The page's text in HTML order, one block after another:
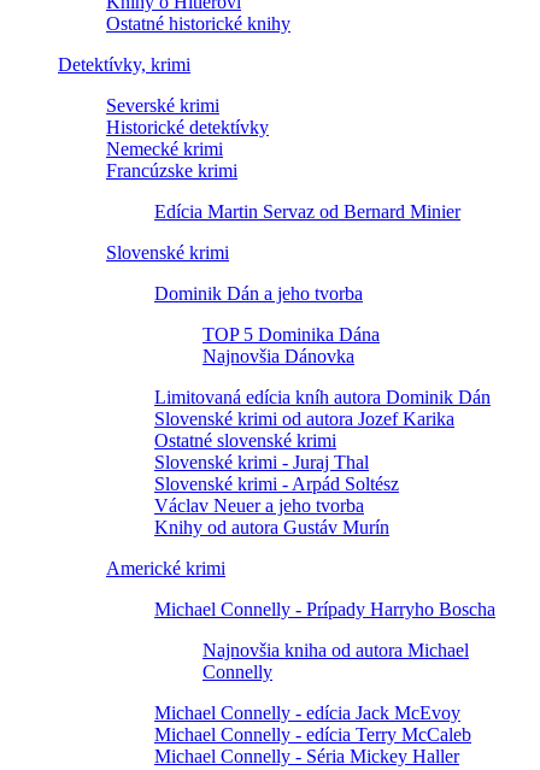
Ostatné historické knihy
Detektívky, krimi
Severské krimi
Historické detektívky
Nemecké krimi
Francúzske krimi
Edícia Martin Servaz od Bernard Minier
Slovenské krimi
Dominik Dán a jeho tvorba
TOP 5 Dominika Dána
Najnovšia Dánovka
Limitovaná edícia kníh autora Dominik Dán
Slovenské krimi od autora Jozef Karika
Ostatné slovenské krimi
Slovenské krimi - Juraj Thal
Slovenské krimi - Arpád Soltész
Václav Neuer a jeho tvorba
Knihy od autora Gustáv Murín
Americké krimi
Michael Connelly - Prípady Harryho Boscha
Najnovšia kniha od autora Michael
Connelly
Michael Connelly - edícia Jack McEvoy
Michael Connelly - edícia Terry McCaleb
Michael Connelly - Séria Mickey Haller